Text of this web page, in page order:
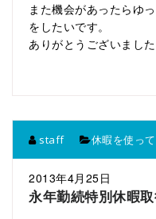
また機会があったらゆ
をしたいです。
ありがとうございました
staff 休暇を使って
2013年4月25日
永年勤続特別休暇